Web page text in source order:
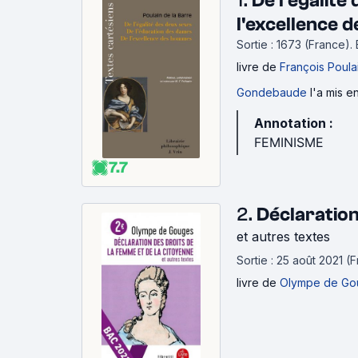
* Critiques du
* Féminisme & Grossophobie
* Féminisme & Validisme
Autres listes :
https://www.senscritique.com/liste/
https://www.senscritique.com/liste/
https://www.senscritique.com/liste/
-https://www.senscritique.com/liste/
https://www.senscritique.com/liste/
(Origine de l'image : https://a-desk.org/
7.7
l'excellence
Sortie : 1673 (France).
livre de François
Gondebaude l'a mis
Annotation :
FEMINISME
2.
et autres textes
Sortie : 25 août 2021
livre de Olympe de